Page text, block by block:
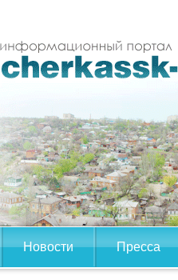
Новости Пресса